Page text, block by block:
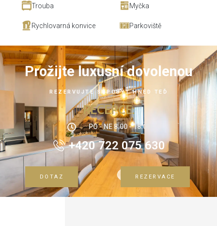
Trouba Myčka
Rychlovarná konvice Parkoviště
Prožijte luxusní dovolenou
REZERVUJTE SI POBYT HNED TEĎ
RECEPCE:
PO - NE 8:00 - 18:00
+420 722 075 630
DOTAZ REZERVACE